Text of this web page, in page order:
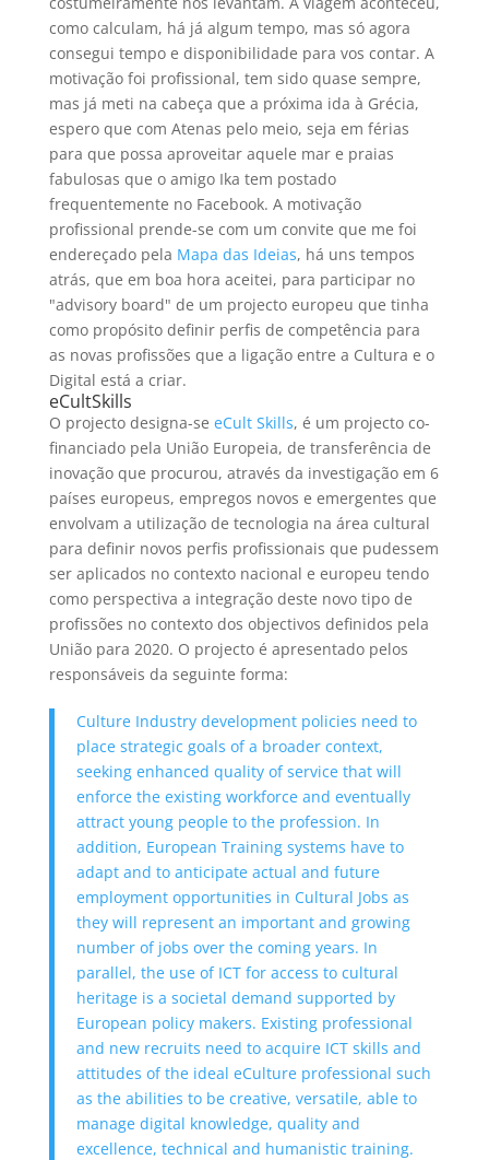
como calculam, há já algum tempo, mas só agora
consegui tempo e disponibilidade para vos contar. A
motivação foi profissional, tem sido quase sempre,
mas já meti na cabeça que a próxima ida à Grécia,
espero que com Atenas pelo meio, seja em férias
para que possa aproveitar aquele mar e praias
fabulosas que o amigo Ika tem postado
frequentemente no Facebook. A motivação
profissional prende-se com um convite que me foi
endereçado pela Mapa das Ideias, há uns tempos
atrás, que em boa hora aceitei, para participar no
"advisory board" de um projecto europeu que tinha
como propósito definir perfis de competência para
as novas profissões que a ligação entre a Cultura e o
Digital está a criar.
eCultSkills
O projecto designa-se eCult Skills, é um projecto co-
financiado pela União Europeia, de transferência de
inovação que procurou, através da investigação em 6
países europeus, empregos novos e emergentes que
envolvam a utilização de tecnologia na área cultural
para definir novos perfis profissionais que pudessem
ser aplicados no contexto nacional e europeu tendo
como perspectiva a integração deste novo tipo de
profissões no contexto dos objectivos definidos pela
União para 2020. O projecto é apresentado pelos
responsáveis da seguinte forma:
Culture Industry development policies need to
place strategic goals of a broader context,
seeking enhanced quality of service that will
enforce the existing workforce and eventually
attract young people to the profession. In
addition, European Training systems have to
adapt and to anticipate actual and future
employment opportunities in Cultural Jobs as
they will represent an important and growing
number of jobs over the coming years. In
parallel, the use of ICT for access to cultural
heritage is a societal demand supported by
European policy makers. Existing professional
and new recruits need to acquire ICT skills and
attitudes of the ideal eCulture professional such
as the abilities to be creative, versatile, able to
manage digital knowledge, quality and
excellence, technical and humanistic training.